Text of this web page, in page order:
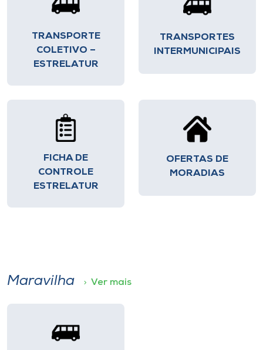
UnoescTRANSPORTE
COLETIVO –
ESTRELATUR
TRANSPORTES
INTERMUNICIPAIS
FICHA DE
CONTROLE
ESTRELATUR
OFERTAS DE
MORADIAS
Maravilha Ver mais